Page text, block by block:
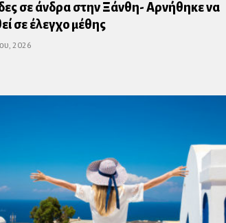
σε άνδρα στην Ξάνθη- Αρνήθηκε να
σε έλεγχο μέθης
2026